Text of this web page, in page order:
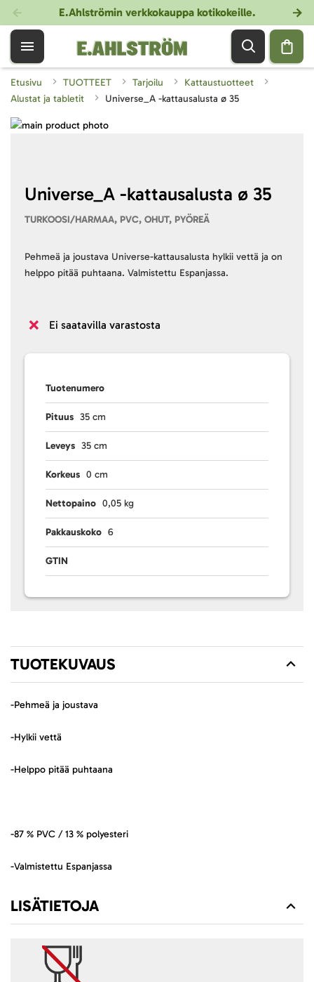
E.Ahlströmin verkkokauppa kotikokeille.
Etusivu TUOTTEET Tarjoilu
Kattaustuotteet
Alustat ja tabletit
Universe_A -kattausalusta ø 35
Universe_A -kattausalusta ø 35
TURKOOSI/HARMAA, PVC, OHUT, PYÖREÄ
Pehmeä ja joustava Universe-kattausalusta hylkii vettä ja on
helppo pitää puhtaana. Valmistettu Espanjassa.
Ei saatavilla varastosta
Tuotenumero
Pituus 35 cm
Leveys 35 cm
Korkeus 0 cm
Nettopaino 0,05 kg
Pakkauskoko 6
GTIN
Skip
images
beginning
gallery
TUOTEKUVAUS
-Pehmeä ja joustava
-Hylkii vettä
-Helppo pitää puhtaana
-87 % PVC / 13 % polyesteri
-Valmistettu Espanjassa
LISÄTIETOJA